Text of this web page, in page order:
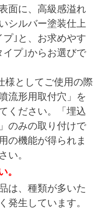
面に、高級感溢れ
シルバー塗装仕上
｣と、お求めやす
プ｣からお選びで
様としてご使用の際
流形用取付穴」を
ください。「埋込
のみの取り付けで
の機能が得られま
い。
。
は、種類が多いた
発生しています。